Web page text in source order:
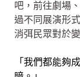
吧，前往劇場
過不同展演形
消弭民眾對於
「我們都能夠